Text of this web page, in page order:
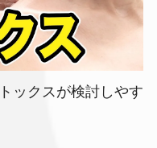
ックスが検討しやす